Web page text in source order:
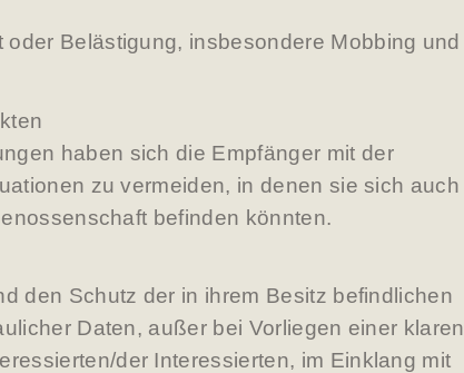
Belästigung, insbesondere Mobbing und
haben sich die Empfänger mit der
zu vermeiden, in denen sie sich auch
befinden könnten.
den Schutz der in ihrem Besitz befindlichen
Daten, außer bei Vorliegen einer klaren
der Interessierten, im Einklang mit